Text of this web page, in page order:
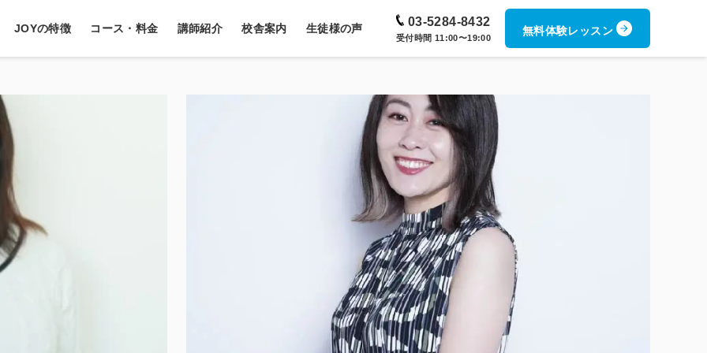
JOYの特徴 コース・料金 講師紹介 校舎案内 生徒様の声 03-5284-8432
受付時間 11:00〜19:00
無料体験レッスン